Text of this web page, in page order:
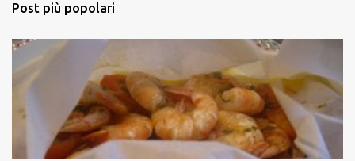
Post più popolari